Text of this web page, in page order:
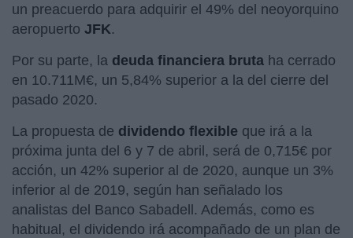
un preacuerdo para adquirir el 49% del neoyorquino
aeropuerto JFK.
Por su parte, la deuda financiera bruta ha cerrado
en 10.711M€, un 5,84% superior a la del cierre del
pasado 2020.
La propuesta de dividendo flexible que irá a la
próxima junta del 6 y 7 de abril, será de 0,715€ por
acción, un 42% superior al de 2020, aunque un 3%
inferior al de 2019, según han señalado los
analistas del Banco Sabadell. Además, como es
habitual, el dividendo irá acompañado de un plan de